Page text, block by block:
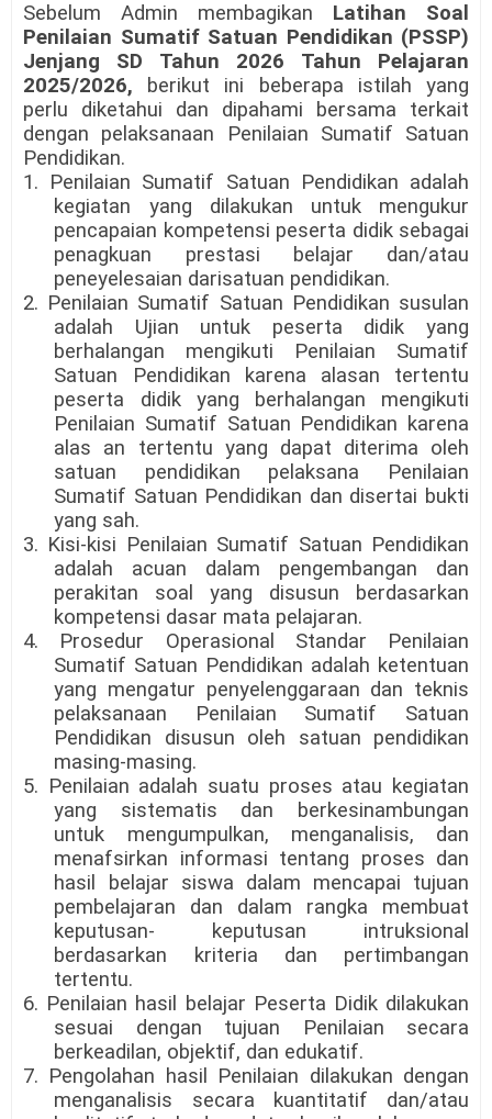
Sebelum Admin membagikan Latihan Soal
Penilaian Sumatif Satuan Pendidikan (PSSP)
Jenjang SD Tahun 2026 Tahun Pelajaran
2025/2026, berikut ini beberapa istilah yang
perlu diketahui dan dipahami bersama terkait
dengan pelaksanaan Penilaian Sumatif Satuan
Pendidikan.
1. Penilaian Sumatif Satuan Pendidikan adalah
kegiatan yang dilakukan untuk mengukur
pencapaian kompetensi peserta didik sebagai
penagkuan prestasi belajar dan/atau
peneyelesaian darisatuan pendidikan.
2. Penilaian Sumatif Satuan Pendidikan susulan
adalah Ujian untuk peserta didik yang
berhalangan mengikuti Penilaian Sumatif
Satuan Pendidikan karena alasan tertentu
peserta didik yang berhalangan mengikuti
Penilaian Sumatif Satuan Pendidikan karena
alas an tertentu yang dapat diterima oleh
satuan pendidikan pelaksana Penilaian
Sumatif Satuan Pendidikan dan disertai bukti
yang sah.
3. Kisi-kisi Penilaian Sumatif Satuan Pendidikan
adalah acuan dalam pengembangan dan
perakitan soal yang disusun berdasarkan
kompetensi dasar mata pelajaran.
4. Prosedur Operasional Standar Penilaian
Sumatif Satuan Pendidikan adalah ketentuan
yang mengatur penyelenggaraan dan teknis
pelaksanaan Penilaian Sumatif Satuan
Pendidikan disusun oleh satuan pendidikan
masing-masing.
5. Penilaian adalah suatu proses atau kegiatan
yang sistematis dan berkesinambungan
untuk mengumpulkan, menganalisis, dan
menafsirkan informasi tentang proses dan
hasil belajar siswa dalam mencapai tujuan
pembelajaran dan dalam rangka membuat
keputusan- keputusan intruksional
berdasarkan kriteria dan pertimbangan
tertentu.
6. Penilaian hasil belajar Peserta Didik dilakukan
sesuai dengan tujuan Penilaian secara
berkeadilan, objektif, dan edukatif.
7. Pengolahan hasil Penilaian dilakukan dengan
menganalisis secara kuantitatif dan/atau